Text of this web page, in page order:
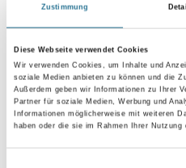
Zustimmung
Diese Webseite verwendet Cookies
Wir verwenden Cookies, um Inhalte und
soziale Medien anbieten zu können und die
Außerdem geben wir Informationen zu Ihrer
Partner für soziale Medien, Werbung und
Informationen möglicherweise mit weiteren
haben oder die sie im Rahmen Ihrer Nutzung
Gebinde
Umrechnungsfaktoren